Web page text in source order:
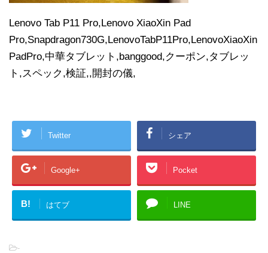
Lenovo Tab P11 Pro,Lenovo XiaoXin Pad
Pro,Snapdragon730G,LenovoTabP11Pro,LenovoXiaoXin
PadPro,中華タブレット,banggood,クーポン,タブレッ
ト,スペック,検証,,開封の儀,
Twitter シェア
Google+ Pocket
B! はてブ LINE
-